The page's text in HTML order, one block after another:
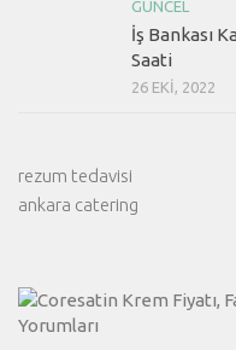
GÜNCEL
İş Bankası
Saati
26 EKI, 2022
rezum tedavisi
ankara catering